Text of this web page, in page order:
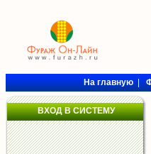
На главную|
ВХОД В СИСТЕМУ